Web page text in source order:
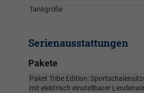
Tankgröße
Serienausstattungen
Pakete
Paket Tribe Edition:
mit elektrisch einstellbarer